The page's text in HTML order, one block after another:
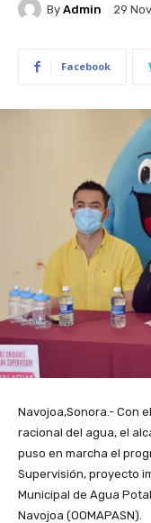
By Admin 29
Facebook
Navojoa,Sonora.- Con
racional del agua, el
puso en marcha el
Supervisión, proyecto
Municipal de Agua
Navojoa (OOMAPASN).